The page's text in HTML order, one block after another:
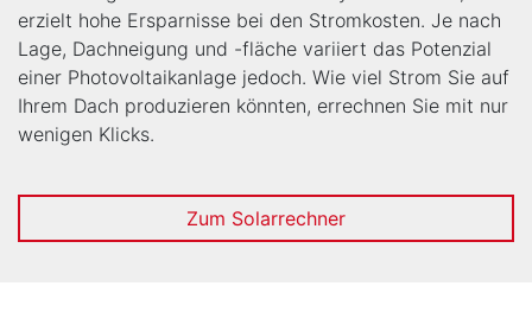
erzielt hohe Ersparnisse bei den Stromkosten. Je nach
Lage, Dachneigung und -fläche variiert das Potenzial
einer Photovoltaikanlage jedoch. Wie viel Strom Sie auf
Ihrem Dach produzieren könnten, errechnen Sie mit nur
wenigen Klicks.
Zum Solarrechner